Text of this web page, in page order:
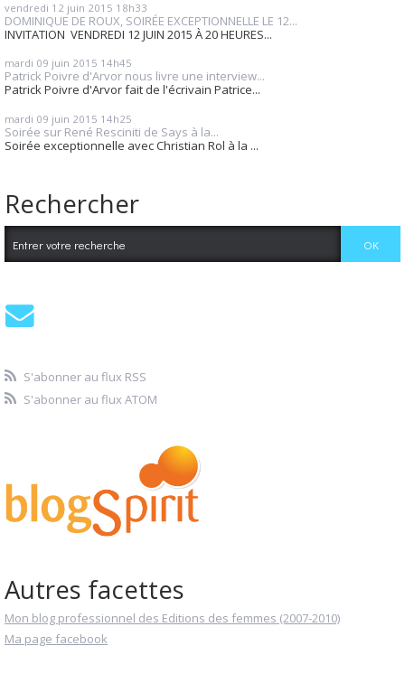
vendredi 12 juin 2015 18h33
DOMINIQUE DE ROUX, SOIRÉE EXCEPTIONNELLE LE 12...
INVITATION VENDREDI 12 JUIN 2015 À 20 HEURES...
mardi 09 juin 2015 14h45
Patrick Poivre d'Arvor nous livre une interview...
Patrick Poivre d'Arvor fait de l'écrivain Patrice...
mardi 09 juin 2015 14h25
Soirée sur René Resciniti de Says à la...
Soirée exceptionnelle avec Christian Rol à la ...
Rechercher
S'abonner au flux RSS
S'abonner au flux ATOM
Autres facettes
Mon blog professionnel des Editions des femmes (2007-2010)
Ma page facebook